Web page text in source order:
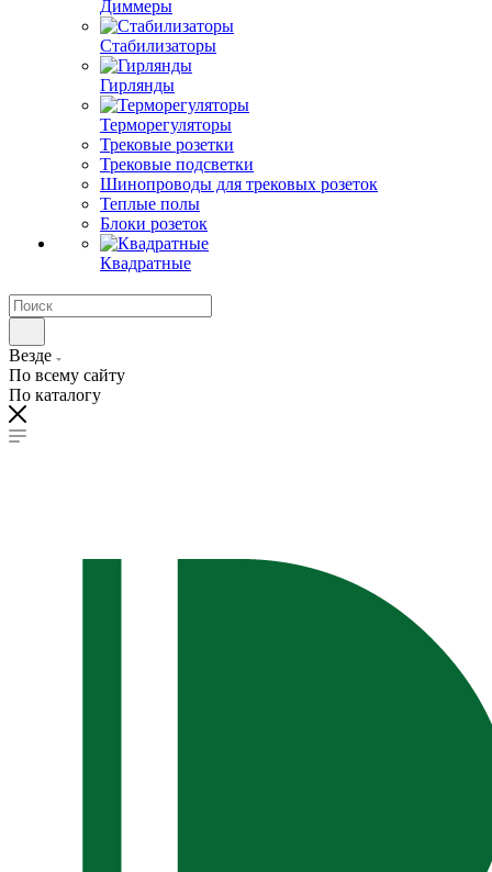
Диммеры
Стабилизаторы
Гирлянды
Терморегуляторы
Трековые розетки
Трековые подсветки
Шинопроводы для трековых розеток
Теплые полы
Блоки розеток
Квадратные
Везде
По всему сайту
По каталогу